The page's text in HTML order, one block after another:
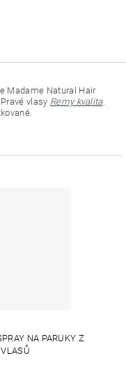
Madame Natural Hair
vlasy Remy kvalita.
NA PARUKY Z